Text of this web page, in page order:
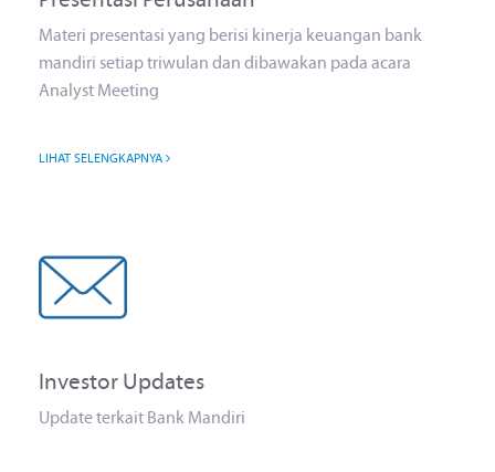
Materi presentasi yang berisi kinerja keuangan bank
mandiri setiap triwulan dan dibawakan pada acara
Analyst Meeting
LIHAT SELENGKAPNYA
Investor Updates
Update terkait Bank Mandiri